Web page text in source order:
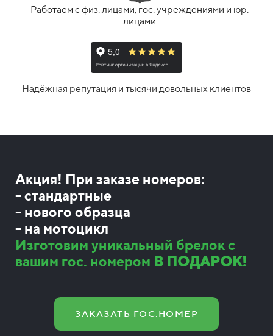
Работаем с физ. лицами, гос. учреждениями и юр.
лицами
Надёжная репутация и тысячи довольных клиентов
Акция! При заказе номеров:
- стандартные
- нового образца
- на мотоцикл
Изготовим уникальный брелок с
вашим гос. номером В ПОДАРОК!
ЗАКАЗАТЬ ГОС.НОМЕР